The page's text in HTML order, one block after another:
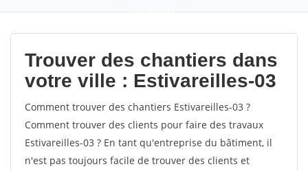
9,5(100%)49
votes
Trouver des chantiers dans
votre ville : Estivareilles-03
Comment trouver des chantiers Estivareilles-03 ?
Comment trouver des clients pour faire des travaux
Estivareilles-03 ? En tant qu'entreprise du bâtiment, il
n'est pas toujours facile de trouver des clients et